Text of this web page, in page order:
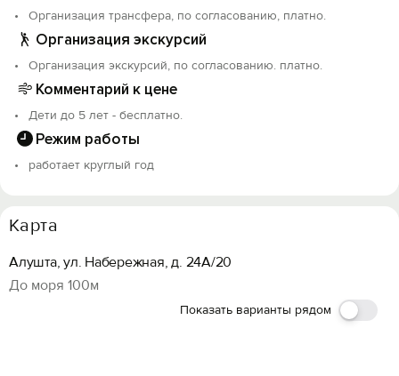
Организация трансфера, по согласованию, платно.
Организация экскурсий
Организация экскурсий, по согласованию. платно.
Комментарий к цене
Дети до 5 лет - бесплатно.
Режим работы
работает круглый год
Карта
Алушта, ул. Набережная, д. 24А/20
До моря 100м
Показать варианты рядом